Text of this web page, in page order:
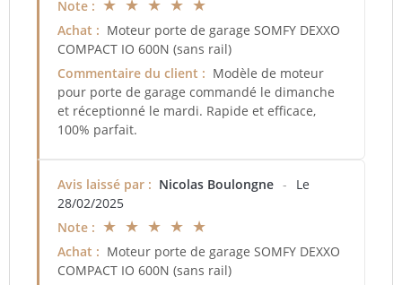
Note : ★ ★ ★ ★ ★
Achat : Moteur porte de garage SOMFY DEXXO
COMPACT IO 600N (sans rail)
Commentaire du client : Modèle de moteur
pour porte de garage commandé le dimanche
et réceptionné le mardi. Rapide et efficace,
100% parfait.
Avis laissé par : Nicolas Boulongne -
Le
28/02/2025
Note : ★ ★ ★ ★ ★
Achat : Moteur porte de garage SOMFY DEXXO
COMPACT IO 600N (sans rail)